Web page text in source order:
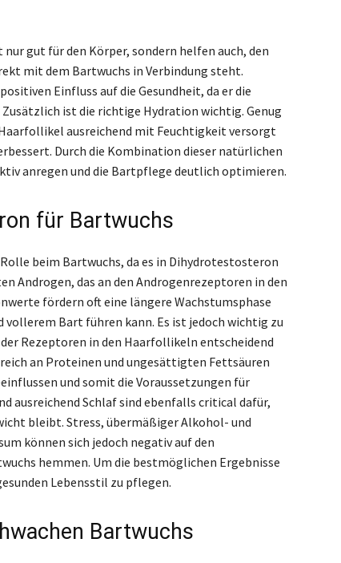
gut für den Körper, sondern helfen auch, den
mit dem Bartwuchs in Verbindung steht.
Einfluss auf die Gesundheit, da er die
ist die richtige Hydration wichtig. Genug
ausreichend mit Feuchtigkeit versorgt
Durch die Kombination dieser natürlichen
anregen und die Bartpflege deutlich optimieren.
für Bartwuchs
beim Bartwuchs, da es in Dihydrotestosteron
Androgen, das an den Androgenrezeptoren in den
fördern oft eine längere Wachstumsphase
vollerem Bart führen kann. Es ist jedoch wichtig zu
Rezeptoren in den Haarfollikeln entscheidend
an Proteinen und ungesättigten Fettsäuren
und somit die Voraussetzungen für
ausreichend Schlaf sind ebenfalls critical dafür,
bleibt. Stress, übermäßiger Alkohol- und
können sich jedoch negativ auf den
hemmen. Um die bestmöglichen Ergebnisse
Lebensstil zu pflegen.
Bartwuchs